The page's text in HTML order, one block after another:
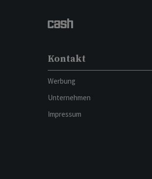
Kontakt
Werbung
Unternehmen
Impressum